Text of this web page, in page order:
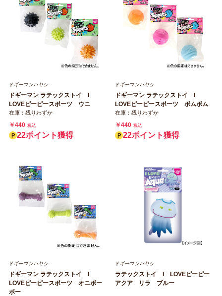
ドギーマンハヤシ
ドギーマン ラテックストイ I
LOVEピーピースポーツ ウニ
在庫：残りわずか
￥440 税込
22ポイント獲得
ドギーマンハヤシ
ドギーマン ラテックストイ I
LOVEピーピースポーツ ボムボム
在庫：残りわずか
￥440 税込
22ポイント獲得
ドギーマンハヤシ
ドギーマン ラテックストイ I
LOVEピーピースポーツ オニボー
ボー
ドギーマンハヤシ
ラテックストイ I LOVEピーピー
アクア リラ ブルー